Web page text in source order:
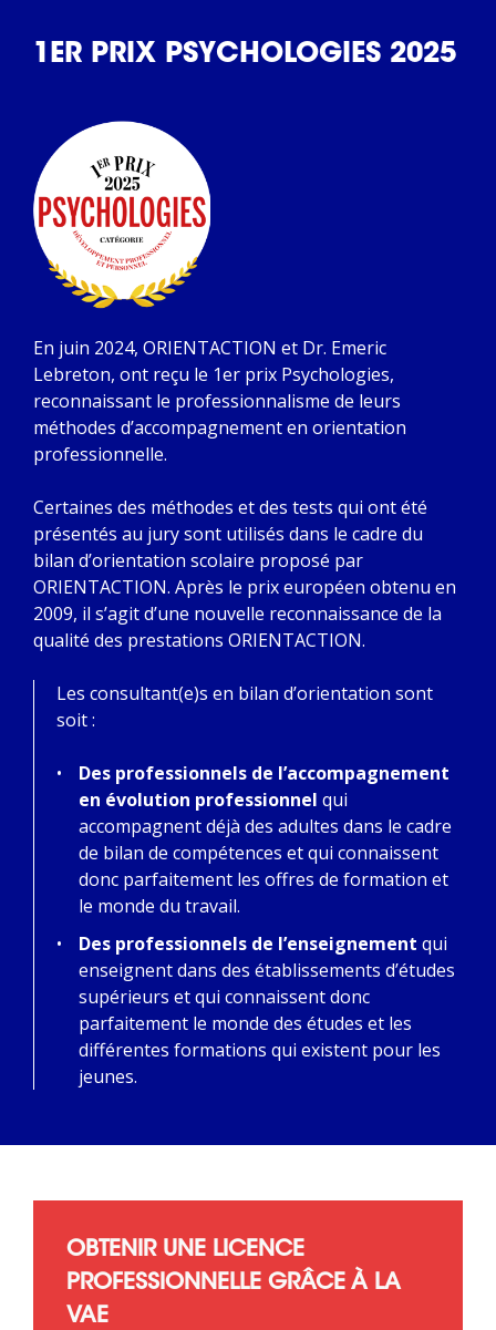
1ER PRIX PSYCHOLOGIES 2025
En juin 2024, ORIENTACTION et Dr. Emeric
Lebreton, ont reçu le 1er prix Psychologies,
reconnaissant le professionnalisme de leurs
méthodes d’accompagnement en orientation
professionnelle.
Certaines des méthodes et des tests qui ont été
présentés au jury sont utilisés dans le cadre du
bilan d’orientation scolaire proposé par
ORIENTACTION. Après le prix européen obtenu en
2009, il s’agit d’une nouvelle reconnaissance de la
qualité des prestations ORIENTACTION.
Les consultant(e)s en bilan d’orientation sont
soit :
Des professionnels de l’accompagnement
en évolution professionnel qui
accompagnent déjà des adultes dans le cadre
de bilan de compétences et qui connaissent
donc parfaitement les offres de formation et
le monde du travail.
Des professionnels de l’enseignement qui
enseignent dans des établissements d’études
supérieurs et qui connaissent donc
parfaitement le monde des études et les
différentes formations qui existent pour les
jeunes.
OBTENIR UNE LICENCE
PROFESSIONNELLE GRÂCE À LA
VAE